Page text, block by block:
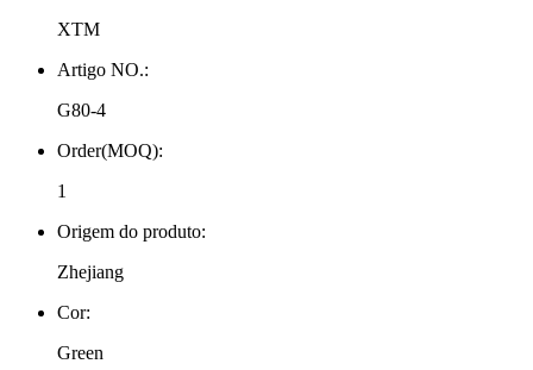
XTM
Artigo NO.:
G80-4
Order(MOQ):
1
Origem do produto:
Zhejiang
Cor:
Green